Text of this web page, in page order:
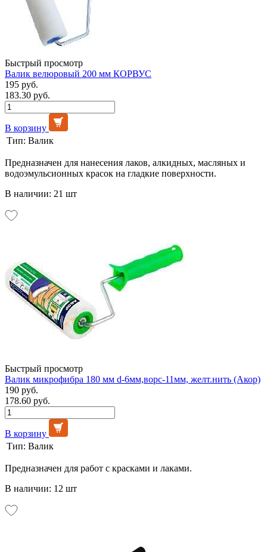
Быстрый просмотр
Валик велюровый 200 мм КОРВУС
195 руб.
183.30 руб.
В корзину
Тип: Валик
Предназначен для нанесения лаков, алкидных, масляных и
водоэмульсионных красок на гладкие поверхности.
В наличии: 21 шт
Быстрый просмотр
Валик микрофибра 180 мм d-6мм,ворс-11мм, желт.нить (Акор)
190 руб.
178.60 руб.
В корзину
Тип: Валик
Предназначен для работ с красками и лаками.
В наличии: 12 шт